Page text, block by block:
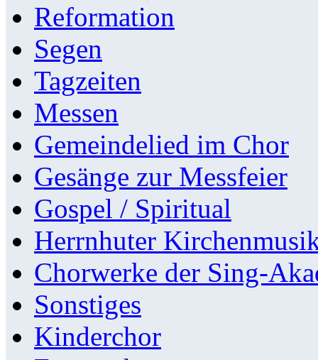
Reformation
Segen
Tagzeiten
Messen
Gemeindelied im Chor
Gesänge zur Messfeier
Gospel / Spiritual
Herrnhuter
Chorwerke der Sing-
Sonstiges
Kinderchor